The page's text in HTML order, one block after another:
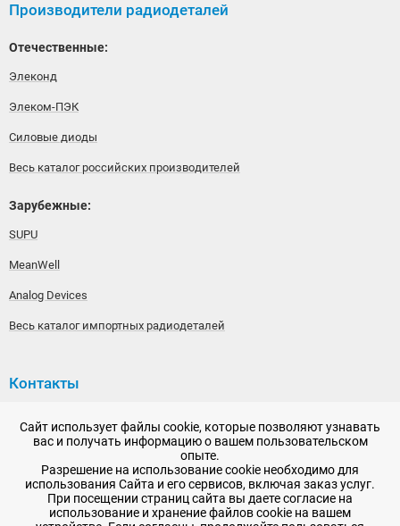
Производители радиодеталей
Отечественные:
Элеконд
Элеком-ПЭК
Силовые диоды
Весь каталог российских производителей
Зарубежные:
SUPU
MeanWell
Analog Devices
Весь каталог импортных радиодеталей
Контакты
192148, г. Санкт-Петербург, Железнодорожный проспект,
дом 36
+7 (812) 565-06-52
Время работы: пн-пт, 10:00 - 18:00
Сайт использует файлы cookie, которые позволяют узнавать
вас и получать информацию о вашем пользовательском
опыте.
Разрешение на использование cookie необходимо для
использования Сайта и его сервисов, включая заказ услуг.
При посещении страниц сайта вы даете согласие на
использование и хранение файлов cookie на вашем